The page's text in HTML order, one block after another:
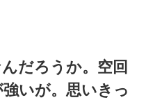
だろうか。空回
いが。思いきっ